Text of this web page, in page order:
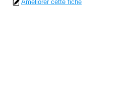
Améliorer cette fiche